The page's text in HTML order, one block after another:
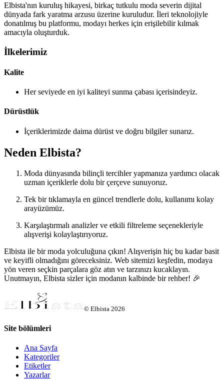
Elbista'nın kuruluş hikayesi, birkaç tutkulu moda severin dijital
dünyada fark yaratma arzusu üzerine kuruludur. İleri teknolojiyle
donatılmış bu platformu, modayı herkes için erişilebilir kılmak
amacıyla oluşturduk.
İlkelerimiz
Kalite
Her seviyede en iyi kaliteyi sunma çabası içerisindeyiz.
Dürüstlük
İçeriklerimizde daima dürüst ve doğru bilgiler sunarız.
Neden Elbista?
Moda dünyasında bilinçli tercihler yapmanıza yardımcı olacak
uzman içeriklerle dolu bir çerçeve sunuyoruz.
Tek bir tıklamayla en güncel trendlerle dolu, kullanımı kolay
arayüzümüz.
Karşılaştırmalı analizler ve etkili filtreleme seçenekleriyle
alışverişi kolaylaştırıyoruz.
Elbista ile bir moda yolculuğuna çıkın! Alışverişin hiç bu kadar basit
ve keyifli olmadığını göreceksiniz. Web sitemizi keşfedin, modaya
yön veren seçkin parçalara göz atın ve tarzınızı kucaklayın.
Unutmayın, Elbista sizler için modanın kalbinde bir rehber! 🎉
© Elbista 2026
Site bölümleri
Ana Sayfa
Kategoriler
Etiketler
Yazarlar